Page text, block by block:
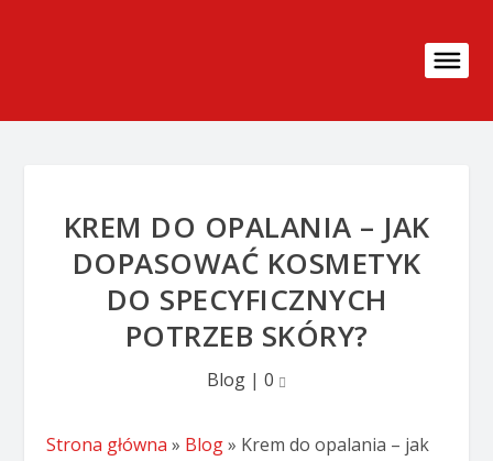
KREM DO OPALANIA – JAK
DOPASOWAĆ KOSMETYK
DO SPECYFICZNYCH
POTRZEB SKÓRY?
Blog | 0
Strona główna » Blog» Krem do opalania – jak